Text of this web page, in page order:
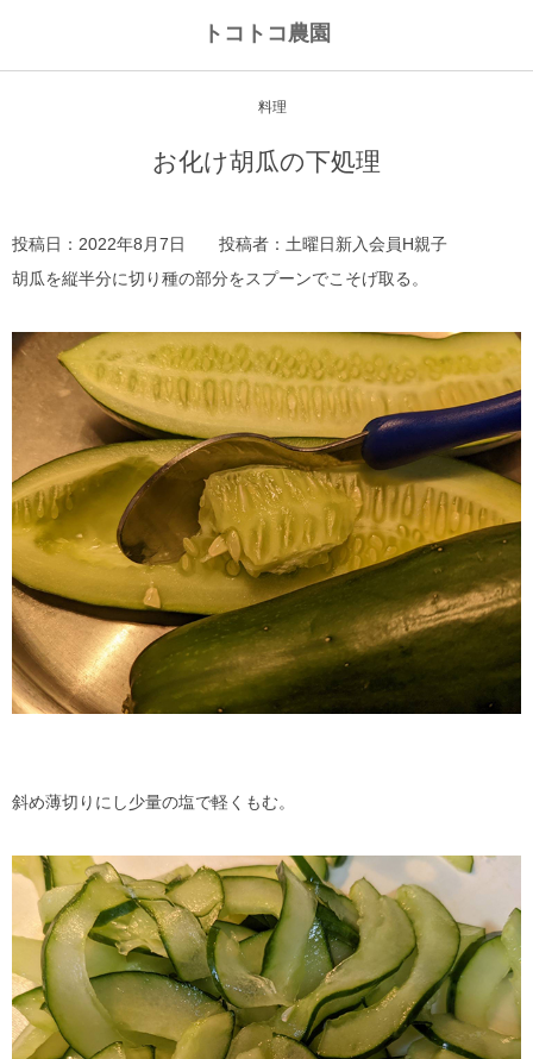
トコトコ農園
料理
お化け胡瓜の下処理
投稿日：2022年8月7日 投稿者：土曜日新入会員H親子
胡瓜を縦半分に切り種の部分をスプーンでこそげ取る。
斜め薄切りにし少量の塩で軽くもむ。